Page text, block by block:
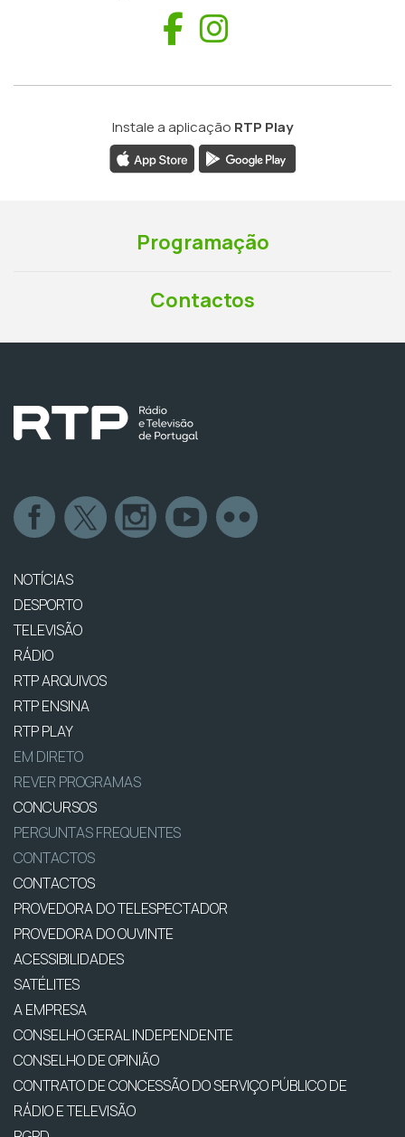
Facebook
Instale a aplicação RTP Play
Programação
Contactos
NOTÍCIAS
DESPORTO
TELEVISÃO
RÁDIO
RTP ARQUIVOS
RTP ENSINA
RTP PLAY
EM DIRETO
REVER PROGRAMAS
CONCURSOS
PERGUNTAS FREQUENTES
CONTACTOS
CONTACTOS
PROVEDORA DO TELESPECTADOR
PROVEDORA DO OUVINTE
ACESSIBILIDADES
SATÉLITES
A EMPRESA
CONSELHO GERAL INDEPENDENTE
CONSELHO DE OPINIÃO
CONTRATO DE CONCESSÃO DO SERVIÇO PÚBLICO DE
RÁDIO E TELEVISÃO